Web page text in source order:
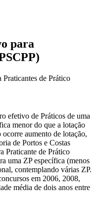
para
Praticantes de Prático
efetivo de Práticos de uma
menor do que a lotação
ocorre aumento de lotação,
de Portos e Costas
Praticante de Prático
uma ZP específica (menos
contemplando várias ZP.
em 2006, 2008,
média de dois anos entre